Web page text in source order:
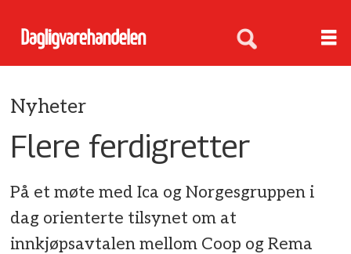
Nyheter
Flere ferdigretter
På et møte med Ica og Norgesgruppen i
dag orienterte tilsynet om at
innkjøpsavtalen mellom Coop og Rema